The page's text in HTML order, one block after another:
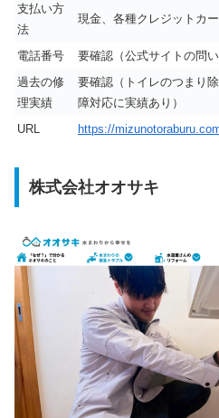
支払い方
法
現金、各種クレジットカ
電話番号
要確認（公式サイトの問
過去の修
理実績
要確認（トイレのつまり
障対応に実績あり）
URL
https://
株式会社オオサキ